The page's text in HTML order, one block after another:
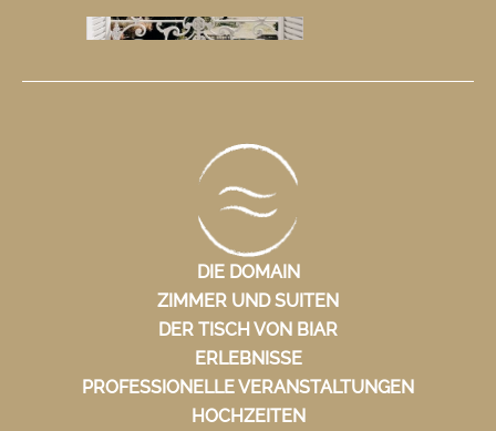
DIE DOMAIN
ZIMMER UND SUITEN
DER TISCH VON BIAR
ERLEBNISSE
PROFESSIONELLE VERANSTALTUNGEN
HOCHZEITEN